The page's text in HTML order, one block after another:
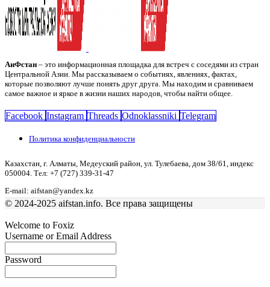
АиФстан – это информационная площадка для встреч с соседями из стран
Центральной Азии. Мы рассказываем о событиях, явлениях, фактах,
которые позволяют лучше понять друг друга. Мы находим и сравниваем
самое важное и яркое в жизни наших народов, чтобы найти общее.
Facebook Instagram Threads Odnoklassniki Telegram
Политика конфиденциальности
Казахстан, г. Алматы, Медеуский район, ул. Тулебаева, дом 38/61, индекс
050004. Тел: +7 (727) 339-31-47
E-mail: aifstan@yandex.kz
© 2024-2025 aifstan.info. Все права защищены
Welcome to Foxiz
Username or Email Address
Password